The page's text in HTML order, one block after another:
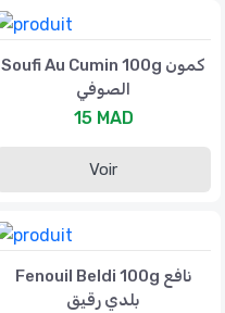
Soufi Au Cumin 100g كمون
الصوفي
15 MAD
Voir
Fenouil Beldi 100g نافع
بلدي رقيق